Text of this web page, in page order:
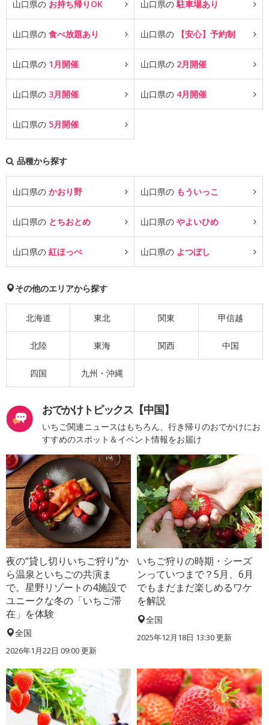
山口県の お持ち帰りOK 山口県の駐車場あり
山口県の 食べ放題あり 山口県の 【安心】予約制
山口県の 1月開催 山口県の 2月開催
山口県の 3月開催 山口県の 4月開催
山口県の 5月開催
品種から探す
山口県の かおり野 山口県の もういっこ
山口県の とちおとめ 山口県の やよいひめ
山口県の 紅ほっぺ 山口県の よつぼし
その他のエリアから探す
北海道 東北 関東 甲信越
北陸 東海 関西 中国
四国 九州・沖縄
おでかけトピックス【中国】
いちご関連ニュースはもちろん、行き帰りのおでかけにお
すすめのスポット＆イベント情報をお届け
夜の“貸し切りいちご狩り”か
ら温泉といちごの共演ま
で。星野リゾートの4施設で
ユニークな冬の「いちご滞
在」を体験
全国
2026年1月22日 09:00 更新
いちご狩りの時期・シーズ
ンっていつまで？5月、6月
でもまだまだ楽しめるワケ
を解説
全国
2025年12月18日 13:30 更新